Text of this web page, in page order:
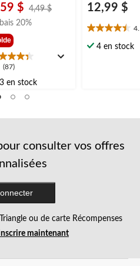
$ 4,49 $
20%
(87)
3 en stock
12,99 $
4.5
étoile(s)
4 en stock
consulter vos offres
ou de carte Récompenses
maintenant